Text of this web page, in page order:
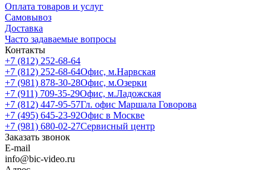
Оплата товаров и услуг
Самовывоз
Доставка
Часто задаваемые вопросы
Контакты
+7 (812) 252-68-64
+7 (812) 252-68-64Офис, м.Нарвская
+7 (981) 878-30-28Офис, м.Озерки
+7 (911) 709-35-29Офис, м.Ладожская
+7 (812) 447-95-57Гл. офис Маршала Говорова
+7 (495) 645-23-92Офис в Москве
+7 (981) 680-02-27Сервисный центр
Заказать звонок
E-mail
info@bic-video.ru